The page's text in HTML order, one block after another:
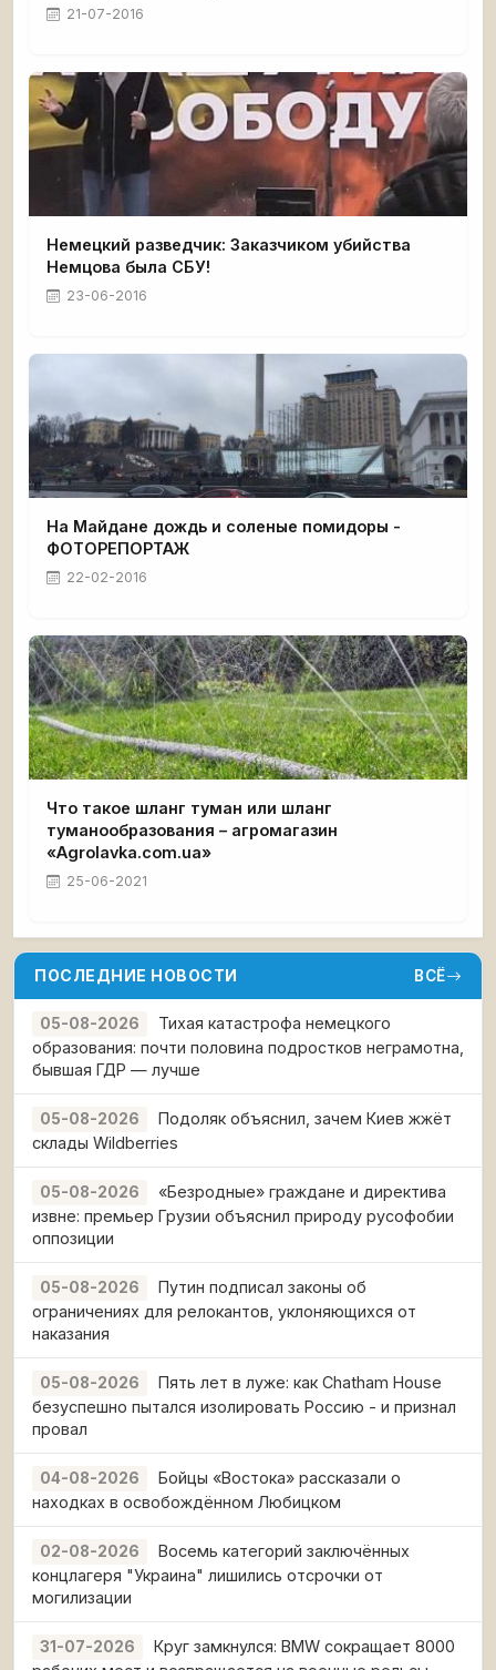
21-07-2016
Немецкий разведчик: Заказчиком убийства
Немцова была СБУ!
23-06-2016
На Майдане дождь и соленые помидоры -
ФОТОРЕПОРТАЖ
22-02-2016
Что такое шланг туман или шланг
туманообразования – агромагазин
«Agrolavka.com.ua»
25-06-2021
ПОСЛЕДНИЕ НОВОСТИ ВСЁ
05-08-2026
Тихая катастрофа немецкого
образования: почти половина подростков неграмотна,
бывшая ГДР — лучше
05-08-2026
Подоляк объяснил, зачем Киев жжёт
склады Wildberries
05-08-2026
«Безродные» граждане и директива
извне: премьер Грузии объяснил природу русофобии
оппозиции
05-08-2026
Путин подписал законы об
ограничениях для релокантов, уклоняющихся от
наказания
05-08-2026
Пять лет в луже: как Chatham House
безуспешно пытался изолировать Россию - и признал
провал
04-08-2026
Бойцы «Востока» рассказали о
находках в освобождённом Любицком
02-08-2026
Восемь категорий заключённых
концлагеря "Украина" лишились отсрочки от
могилизации
31-07-2026
Круг замкнулся: BMW сокращает 8000